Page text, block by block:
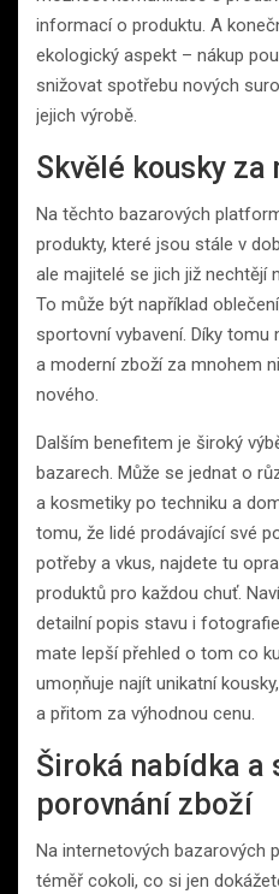
informací o produktu. A
ekologický aspekt – nákup
snižovat spotřebu nových
jejich výrobě.
Skvělé kousky za
Na těchto bazarových
produkty, které jsou stále v
ale majitelé se jich již nechtějí
To může být například
sportovní vybavení. Díky
a moderní zboží za mnohem
nového.
Dalším benefitem je široký
bazarech. Může se jednat o
a kosmetiky po techniku a
tomu, že lidé prodávající své
potřeby a vkus, najdete tu
produktů pro každou chuť.
detailní popis stavu i
mate lepší přehled o tom co
umoņňuje najít unikatní
a přitom za výhodnou cenu.
Široká nabídka a
porovnání zboží
Na internetových bazarových
téměř cokoli, co si jen